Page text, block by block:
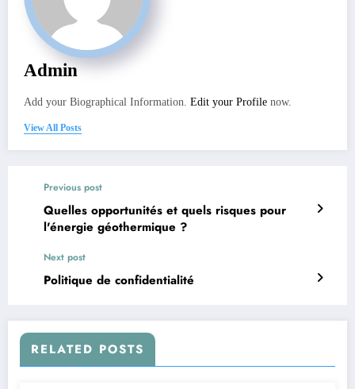
Admin
Add your Biographical Information. Edit your Profile now.
View All Posts
Previous post
Quelles opportunités et quels risques pour
l'énergie géothermique ?
Next post
Politique de confidentialité
RELATED POSTS